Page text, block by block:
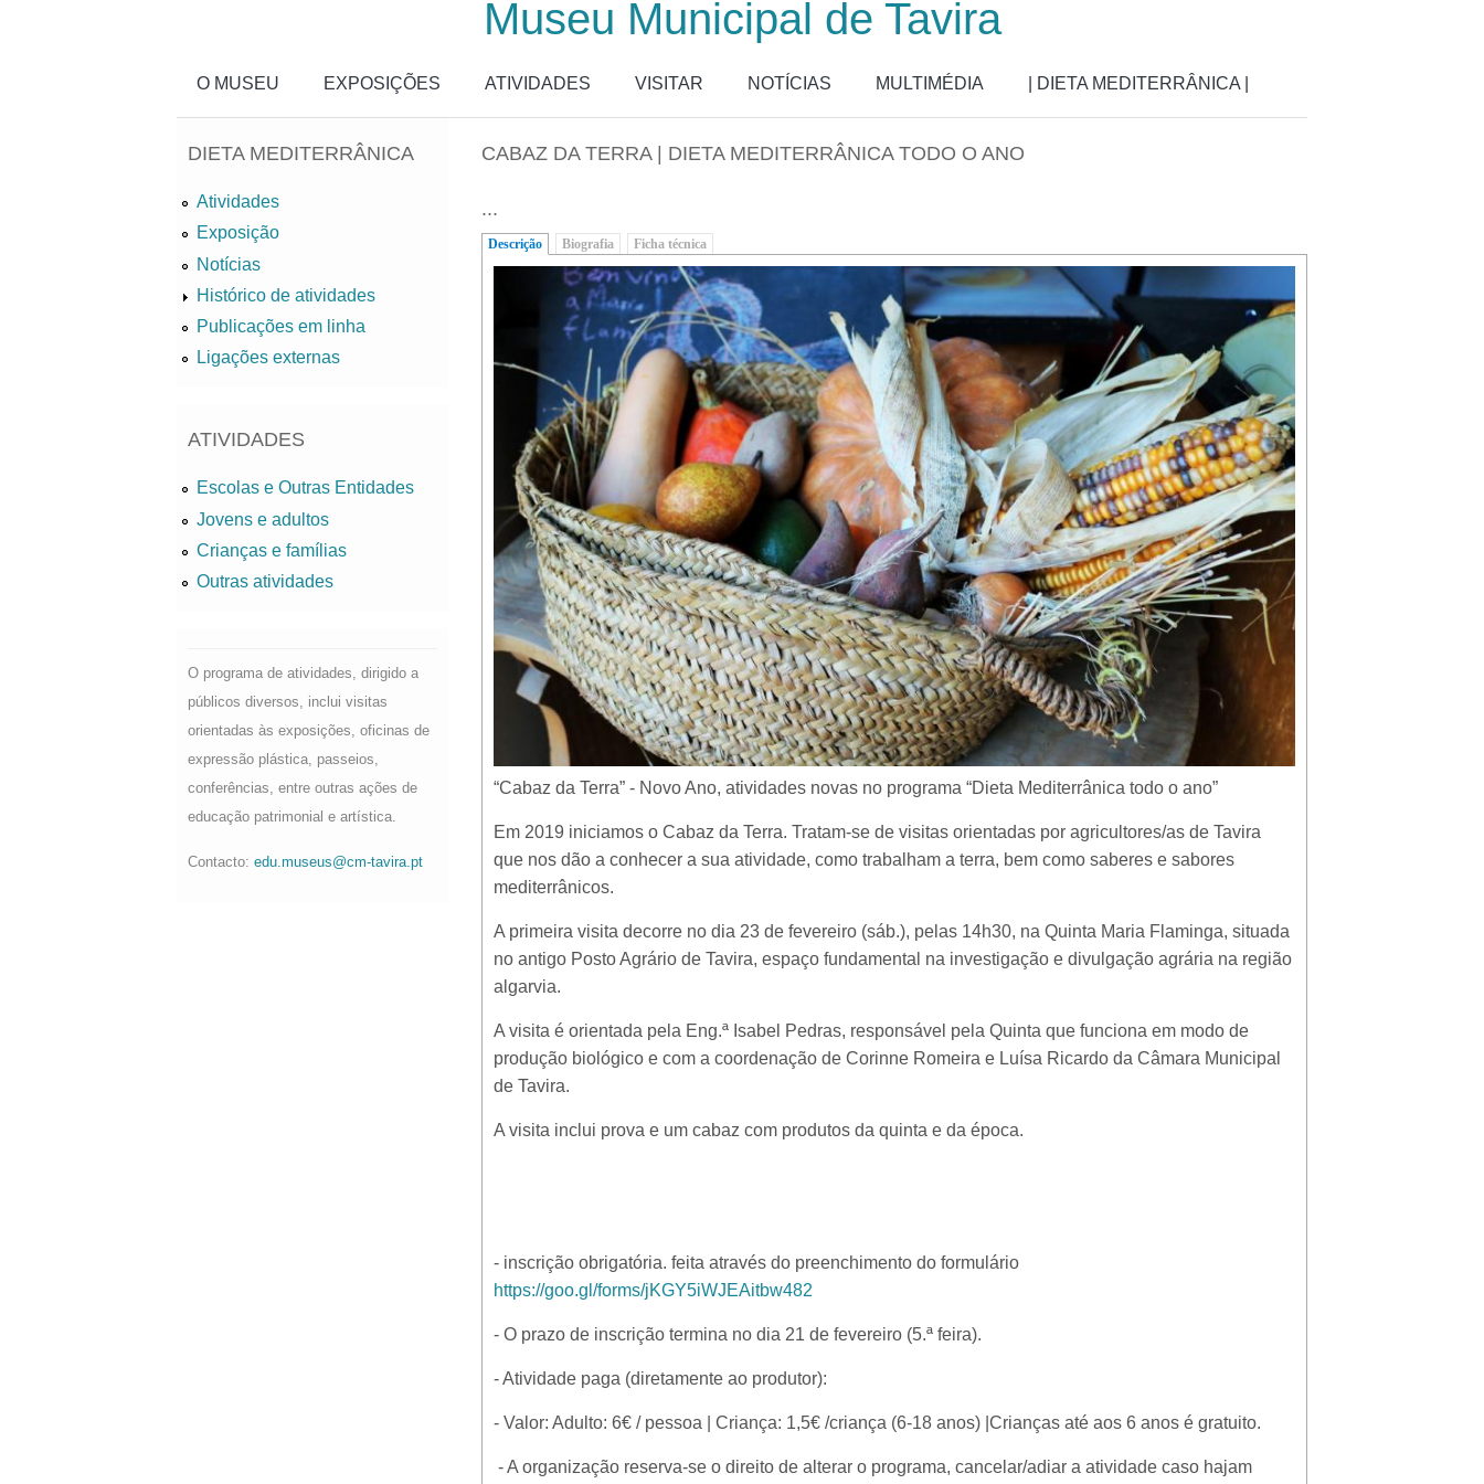
Museu Municipal de Tavira
O MUSEU EXPOSIÇÕES ATIVIDADES VISITAR NOTÍCIAS MULTIMÉDIA | DIETA MEDITERRÂNICA |
CABAZ DA TERRA | DIETA MEDITERRÂNICA TODO O ANO
...
Descrição (separador ativo)
Biografia Ficha técnica
“Cabaz da Terra” - Novo Ano, atividades novas no programa “Dieta Mediterrânica todo o ano”
Em 2019 iniciamos o Cabaz da Terra. Tratam-se de visitas orientadas por agricultores/as de Tavira
que nos dão a conhecer a sua atividade, como trabalham a terra, bem como saberes e sabores
mediterrânicos.
A primeira visita decorre no dia 23 de fevereiro (sáb.), pelas 14h30, na Quinta Maria Flaminga, situada
no antigo Posto Agrário de Tavira, espaço fundamental na investigação e divulgação agrária na região
algarvia.
A visita é orientada pela Eng.ª Isabel Pedras, responsável pela Quinta que funciona em modo de
produção biológico e com a coordenação de Corinne Romeira e Luísa Ricardo da Câmara Municipal
de Tavira.
A visita inclui prova e um cabaz com produtos da quinta e da época.
- inscrição obrigatória. feita através do preenchimento do formulário
https://goo.gl/forms/jKGY5iWJEAitbw482
- O prazo de inscrição termina no dia 21 de fevereiro (5.ª feira).
- Atividade paga (diretamente ao produtor):
- Valor: Adulto: 6€ / pessoa | Criança: 1,5€ /criança (6-18 anos) |Crianças até aos 6 anos é gratuito.
- A organização reserva-se o direito de alterar o programa, cancelar/adiar a atividade caso hajam
DIETA MEDITERRÂNICA
Atividades
Exposição
Notícias
Histórico de atividades
Publicações em linha
Ligações externas
ATIVIDADES
Escolas e Outras Entidades
Jovens e adultos
Crianças e famílias
Outras atividades
O programa de atividades, dirigido a
públicos diversos, inclui visitas
orientadas às exposições, oficinas de
expressão plástica, passeios,
conferências, entre outras ações de
educação patrimonial e artística.
Contacto: edu.museus@cm-tavira.pt